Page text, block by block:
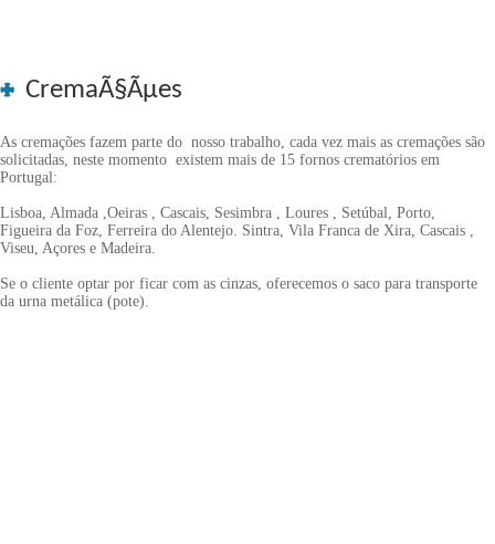
CremaÃ§Ãµes
As cremações fazem parte do nosso trabalho, cada vez mais as cremações são
solicitadas, neste momento existem mais de 15 fornos crematórios em
Portugal:
Lisboa, Almada ,Oeiras , Cascais, Sesimbra , Loures , Setúbal, Porto,
Figueira da Foz, Ferreira do Alentejo. Sintra, Vila Franca de Xira, Cascais ,
Viseu, Açores e Madeira.
Se o cliente optar por ficar com as cinzas, oferecemos o saco para transporte
da urna metálica (pote).